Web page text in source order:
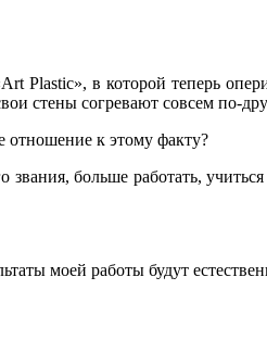
в которой теперь
стены согревают совсем по-
отношение к этому факту?
больше работать,
моей работы будут